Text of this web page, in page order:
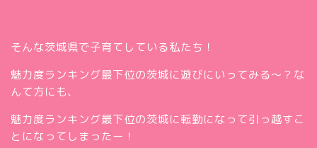
そんな茨城県で子育てしている私たち！
魅力度ランキング最下位の茨城に遊びにいってみる～？な
んて方にも、
魅力度ランキング最下位の茨城に転勤になって引っ越すこ
とになってしまったー！